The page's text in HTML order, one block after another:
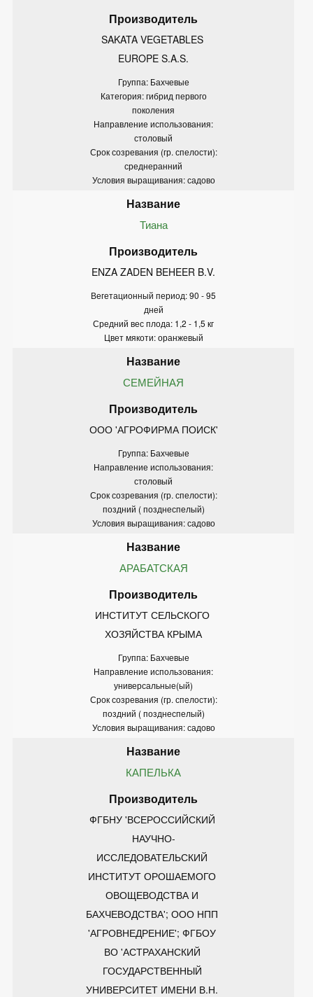
SAKATA VEGETABLES
EUROPE S.A.S.
Группа: Бахчевые
Категория: гибрид первого
поколения
Направление использования:
столовый
Срок созревания (гр. спелости):
среднеранний
Условия выращивания: садово
Тиана
ENZA ZADEN BEHEER B.V.
Вегетационный период: 90 - 95
дней
Средний вес плода: 1,2 - 1,5 кг
Цвет мякоти: оранжевый
СЕМЕЙНАЯ
ООО 'АГРОФИРМА ПОИСК'
Группа: Бахчевые
Направление использования:
столовый
Срок созревания (гр. спелости):
поздний ( позднеспелый)
Условия выращивания: садово
АРАБАТСКАЯ
ИНСТИТУТ СЕЛЬСКОГО
ХОЗЯЙСТВА КРЫМА
Группа: Бахчевые
Направление использования:
универсальные(ый)
Срок созревания (гр. спелости):
поздний ( позднеспелый)
Условия выращивания: садово
КАПЕЛЬКА
ФГБНУ 'ВСЕРОССИЙСКИЙ
НАУЧНО-
ИССЛЕДОВАТЕЛЬСКИЙ
ИНСТИТУТ ОРОШАЕМОГО
ОВОЩЕВОДСТВА И
БАХЧЕВОДСТВА'; ООО НПП
'АГРОВНЕДРЕНИЕ'; ФГБОУ
ВО 'АСТРАХАНСКИЙ
ГОСУДАРСТВЕННЫЙ
УНИВЕРСИТЕТ ИМЕНИ В.Н.